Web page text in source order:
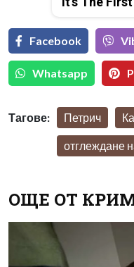
Facebook
Whatsapp
Тагове: Петрич
отглеждане
ОЩЕ ОТ